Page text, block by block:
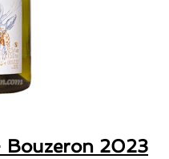
Bouzeron 2023